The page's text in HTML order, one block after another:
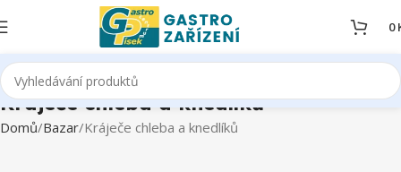
0
Kráječe chleba a knedlíků
Domů Bazar Kráječe chleba a knedlíků